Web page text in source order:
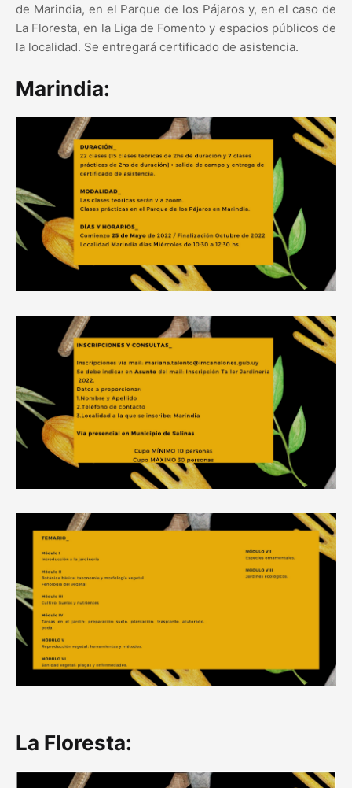
de Marindia, en el Parque de los Pájaros y, en el caso de
La Floresta, en la Liga de Fomento y espacios públicos de
la localidad. Se entregará certificado de asistencia.
Marindia:
La Floresta: